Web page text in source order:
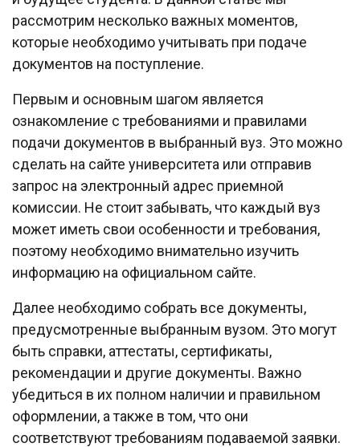
рассмотрим несколько важных моментов,
которые необходимо учитывать при подаче
документов на поступление.
Первым и основным шагом является
ознакомление с требованиями и правилами
подачи документов в выбранный вуз. Это можно
сделать на сайте университета или отправив
запрос на электронный адрес приемной
комиссии. Не стоит забывать, что каждый вуз
может иметь свои особенности и требования,
поэтому необходимо внимательно изучить
информацию на официальном сайте.
Далее необходимо собрать все документы,
предусмотренные выбранным вузом. Это могут
быть справки, аттестаты, сертификаты,
рекомендации и другие документы. Важно
убедиться в их полном наличии и правильном
оформлении, а также в том, что они
соответствуют требованиям подаваемой заявки.